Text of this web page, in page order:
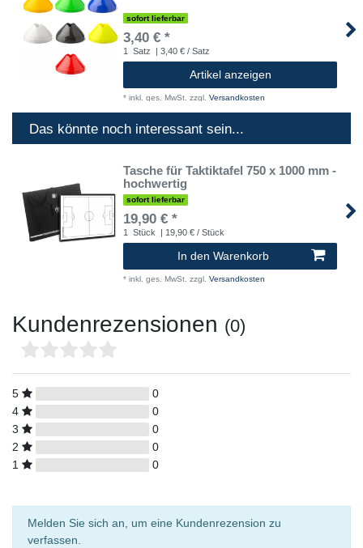
sofort lieferbar
3,40 € *
1 Satz | 3,40 € / Satz
Artikel anzeigen
* inkl. ges. MwSt. zzgl. Versandkosten
Das könnte noch interessant sein...
Tasche für Taktiktafel 750 x 1000 mm -
hochwertig
sofort lieferbar
19,90 € *
1 Stück | 19,90 € / Stück
In den Warenkorb
* inkl. ges. MwSt. zzgl. Versandkosten
Kundenrezensionen (0)
5
0
4
0
3
0
2
0
1
0
Melden Sie sich an, um eine Kundenrezension zu
verfassen.